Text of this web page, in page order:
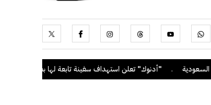
. "أدنوك" تعلن استهداف سفينة تابعة لها بصاروخ أثناء عبورها